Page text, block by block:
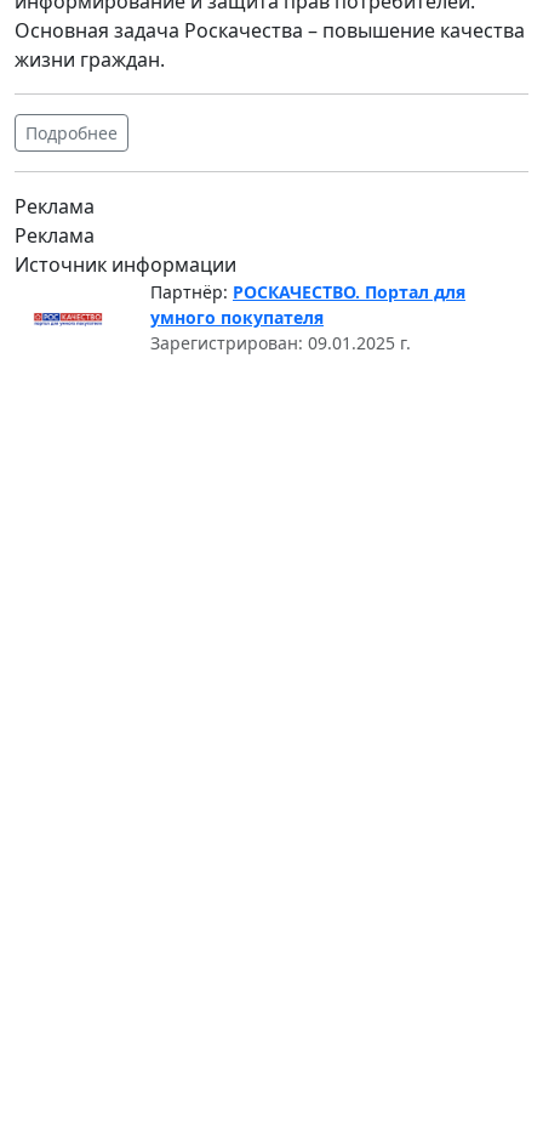
Основная задача Роскачества – повышение качества
жизни граждан.
Подробнее
Реклама
Реклама
Источник информации
Партнёр: РОСКАЧЕСТВО. Портал для
умного покупателя
Зарегистрирован: 09.01.2025 г.